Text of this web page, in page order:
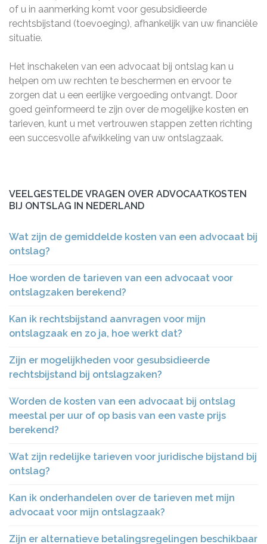
of u in aanmerking komt voor gesubsidieerde
rechtsbijstand (toevoeging), afhankelijk van uw financiële
situatie.
Het inschakelen van een advocaat bij ontslag kan u
helpen om uw rechten te beschermen en ervoor te
zorgen dat u een eerlijke vergoeding ontvangt. Door
goed geïnformeerd te zijn over de mogelijke kosten en
tarieven, kunt u met vertrouwen stappen zetten richting
een succesvolle afwikkeling van uw ontslagzaak.
VEELGESTELDE VRAGEN OVER ADVOCAATKOSTEN
BIJ ONTSLAG IN NEDERLAND
Wat zijn de gemiddelde kosten van een advocaat bij
ontslag?
Hoe worden de tarieven van een advocaat voor
ontslagzaken berekend?
Kan ik rechtsbijstand aanvragen voor mijn
ontslagzaak en zo ja, hoe werkt dat?
Zijn er mogelijkheden voor gesubsidieerde
rechtsbijstand bij ontslagzaken?
Worden de kosten van een advocaat bij ontslag
meestal per uur of op basis van een vaste prijs
berekend?
Wat zijn redelijke tarieven voor juridische bijstand bij
ontslag?
Kan ik onderhandelen over de tarieven met mijn
advocaat voor mijn ontslagzaak?
Zijn er alternatieve betalingsregelingen beschikbaar